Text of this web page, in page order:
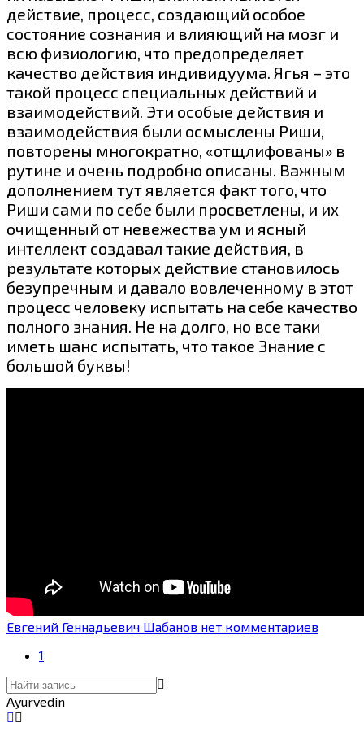
действие, процесс, создающий особое
состояние сознания и влияющий на мозг и
всю физиологию, что предопределяет
качество действия индивидуума. Ягья – это
такой процесс специальных действий и
взаимодействий. Эти особые действия и
взаимодействия были осмыслены Риши,
повторены многократно, «отщлифованы» в
рутине и очень подробно описаны. Важным
дополнением тут является факт того, что
Риши сами по себе были просветлены, и их
очищенный от невежества ум и ясный
интеллект создавал такие действия, в
результате которых действие становилось
безупречным и давало вовлеченному в этот
процесс человеку испытать на себе качество
полного знания. Не на долго, но все таки
иметь шанс испытать, что такое Знание с
большой буквы!
Евгений Геннадьевич Шабанов нет комментариев
1
Ayurvedin